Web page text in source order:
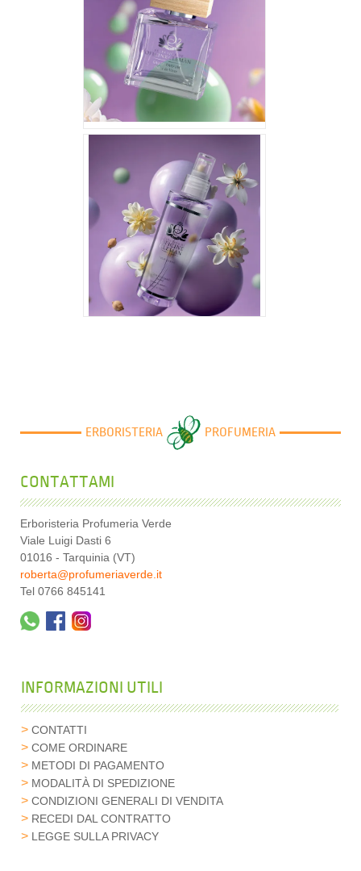
41,31 €
22,45 €
ERBORISTERIA PROFUMERIA
CONTATTAMI
Erboristeria Profumeria Verde
Viale Luigi Dasti 6
01016 - Tarquinia (VT)
roberta@profumeriaverde.it
Tel 0766 845141
INFORMAZIONI UTILI
CONTATTI
COME ORDINARE
METODI DI PAGAMENTO
MODALITÀ DI SPEDIZIONE
CONDIZIONI GENERALI DI VENDITA
RECEDI DAL CONTRATTO
LEGGE SULLA PRIVACY